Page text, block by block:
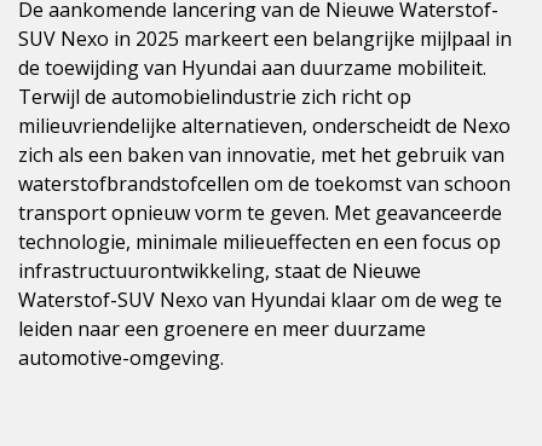
De aankomende lancering van de Nieuwe Waterstof-
SUV Nexo in 2025 markeert een belangrijke mijlpaal in
de toewijding van Hyundai aan duurzame mobiliteit.
Terwijl de automobielindustrie zich richt op
milieuvriendelijke alternatieven, onderscheidt de Nexo
zich als een baken van innovatie, met het gebruik van
waterstofbrandstofcellen om de toekomst van schoon
transport opnieuw vorm te geven. Met geavanceerde
technologie, minimale milieueffecten en een focus op
infrastructuurontwikkeling, staat de Nieuwe
Waterstof-SUV Nexo van Hyundai klaar om de weg te
leiden naar een groenere en meer duurzame
automotive-omgeving.